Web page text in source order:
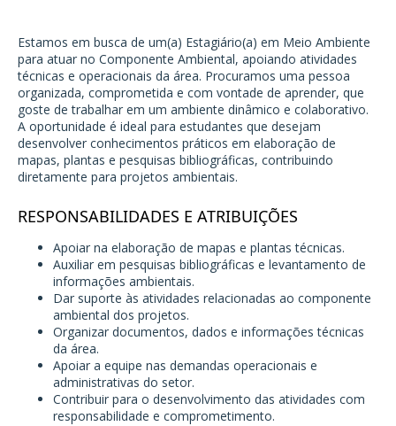
Estamos em busca de um(a) Estagiário(a) em Meio Ambiente
para atuar no Componente Ambiental, apoiando atividades
técnicas e operacionais da área. Procuramos uma pessoa
organizada, comprometida e com vontade de aprender, que
goste de trabalhar em um ambiente dinâmico e colaborativo.
A oportunidade é ideal para estudantes que desejam
desenvolver conhecimentos práticos em elaboração de
mapas, plantas e pesquisas bibliográficas, contribuindo
diretamente para projetos ambientais.
RESPONSABILIDADES E ATRIBUIÇÕES
Apoiar na elaboração de mapas e plantas técnicas.
Auxiliar em pesquisas bibliográficas e levantamento de
informações ambientais.
Dar suporte às atividades relacionadas ao componente
ambiental dos projetos.
Organizar documentos, dados e informações técnicas
da área.
Apoiar a equipe nas demandas operacionais e
administrativas do setor.
Contribuir para o desenvolvimento das atividades com
responsabilidade e comprometimento.